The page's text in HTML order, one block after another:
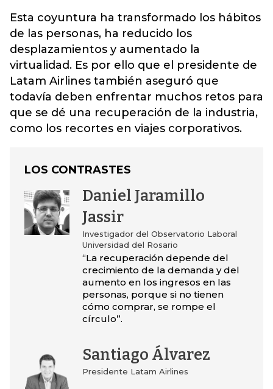
Esta coyuntura ha transformado los hábitos
de las personas, ha reducido los
desplazamientos y aumentado la
virtualidad. Es por ello que el presidente de
Latam Airlines también aseguró que
todavía deben enfrentar muchos retos para
que se dé una recuperación de la industria,
como los recortes en viajes corporativos.
LOS CONTRASTES
Daniel Jaramillo
Jassir
Investigador del Observatorio Laboral
Universidad del Rosario
“La recuperación depende del
crecimiento de la demanda y del
aumento en los ingresos en las
personas, porque si no tienen
cómo comprar, se rompe el
círculo”.
Santiago Álvarez
Presidente Latam Airlines